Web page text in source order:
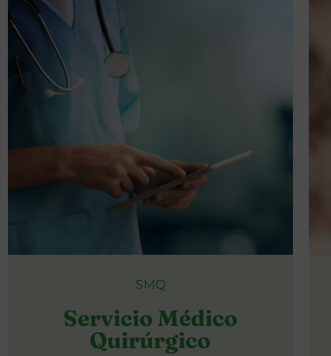
SMQ
Servicio Médico
Quirúrgico